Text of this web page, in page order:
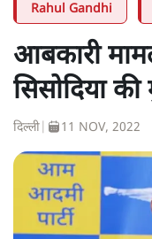
Rahul Gandhi
आबकारी
सिसोदिया
दिल्ली 11 NOV, 2022